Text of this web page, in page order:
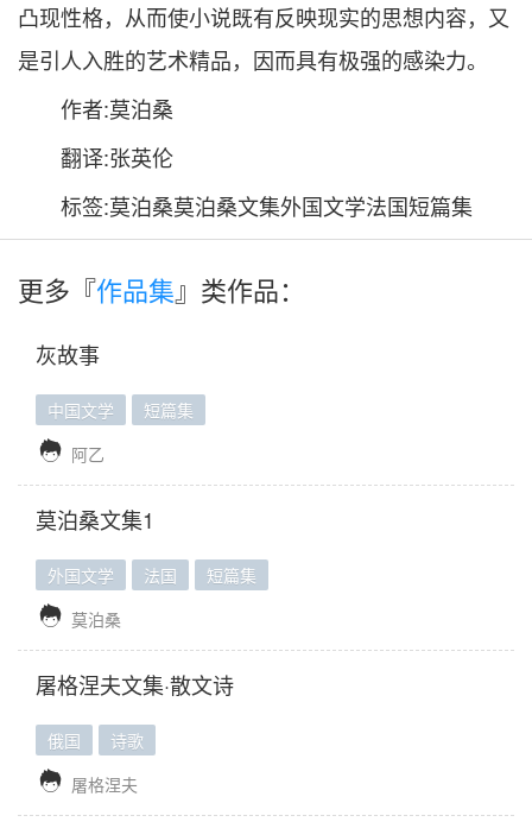
凸现性格，从而使小说既有反映现实的思想内容，又
是引人入胜的艺术精品，因而具有极强的感染力。
作者:莫泊桑
翻译:张英伦
标签:莫泊桑莫泊桑文集外国文学法国短篇集
更多『作品集』类作品：
灰故事
中国文学 短篇集
 阿乙
莫泊桑文集1
外国文学 法国 短篇集
 莫泊桑
屠格涅夫文集·散文诗
俄国 诗歌
 屠格涅夫